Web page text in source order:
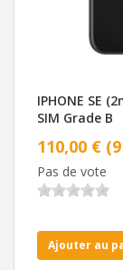
IPHONE SE
SIM Grade B
110,00 €
Pas de vote
Ajouter au